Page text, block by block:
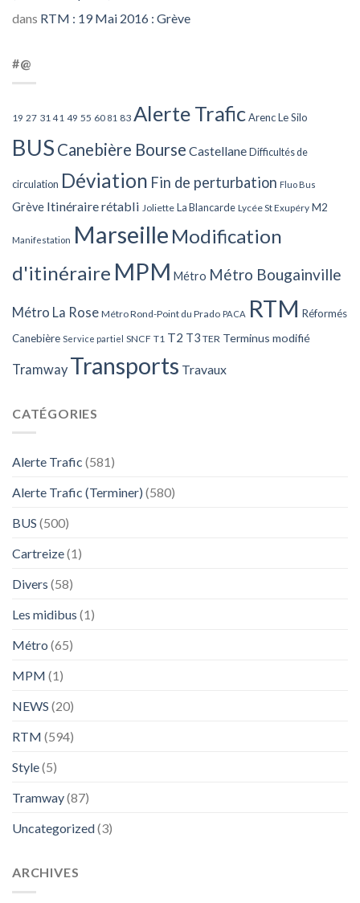
dans RTM : 19 Mai 2016 : Grève
#@
19 27 31 41 49 55 60 81 83 Alerte TraficArenc Le Silo
BUS Canebière Bourse Castellane Difficultés de
circulation Déviation Fin de perturbation Fluo Bus
Grève Itinéraire rétabli Joliette La Blancarde Lycée St Exupéry M2
Manifestation Marseille Modification
d'itinéraire MPM Métro Métro Bougainville
Métro La Rose Métro Rond-Point du Prado PACA RTM Réformés
Canebière Service partiel SNCF T1 T2 T3 TER Terminus modifié
Tramway Transports Travaux
CATÉGORIES
Alerte Trafic (581)
Alerte Trafic (Terminer) (580)
BUS (500)
Cartreize(1)
Divers (58)
Les midibus (1)
Métro (65)
MPM (1)
NEWS (20)
RTM (594)
Style(5)
Tramway(87)
Uncategorized(3)
ARCHIVES